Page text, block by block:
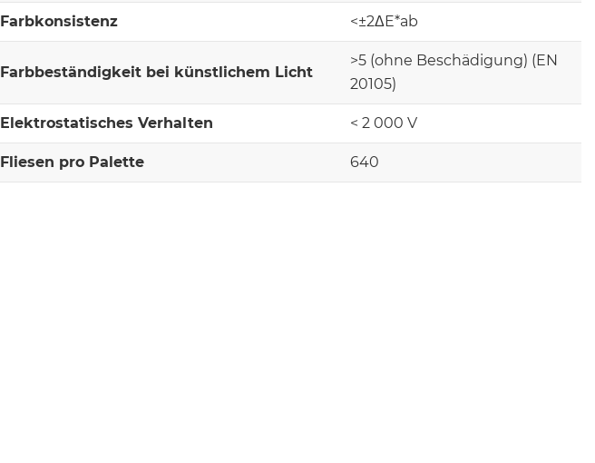
Farbkonsistenz <±2ΔE*ab
Farbbeständigkeit bei künstlichem Licht
>5 (ohne Beschädigung) (EN
20105)
Elektrostatisches Verhalten < 2 000 V
Fliesen pro Palette 640